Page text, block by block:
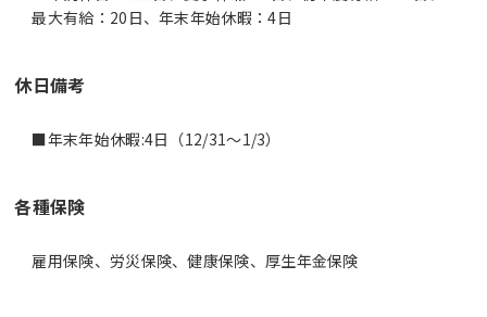
最大有給：20日、年末年始休暇：4日
休日備考
■年末年始休暇:4日（12/31～1/3）
各種保険
雇用保険、労災保険、健康保険、厚生年金保険